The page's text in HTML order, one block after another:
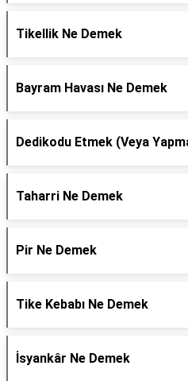
Tikellik Ne Demek
Bayram Havası Ne Demek
Dedikodu Etmek (Veya
Taharri Ne Demek
Pir Ne Demek
Tike Kebabı Ne Demek
İsyankâr Ne Demek